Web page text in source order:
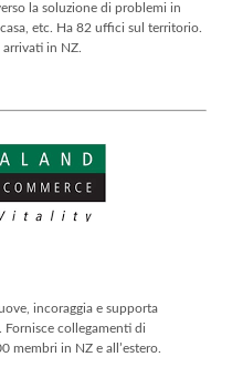
la soluzione di problemi in
etc. Ha 82 uffici sul territorio.
in NZ.
incoraggia e supporta
Fornisce collegamenti di
membri in NZ e all’estero.